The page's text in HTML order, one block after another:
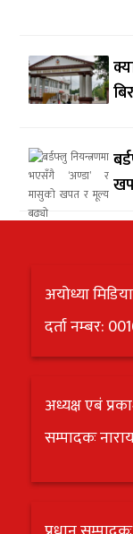
अयोध्या
दर्ता नम्बर:
अध्यक्ष एबं
सम्पादकः